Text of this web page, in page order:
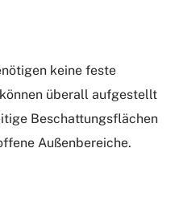
keine feste
überall aufgestellt
Beschattungsflächen
Außenbereiche.